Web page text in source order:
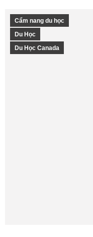
Cẩm nang du học
Du Học
Du Học Canada